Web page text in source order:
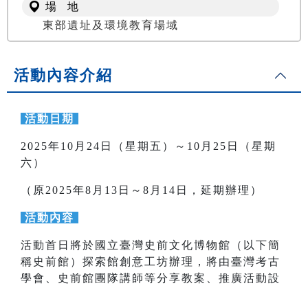
場 地
東部遺址及環境教育場域
活動內容介紹
活動日期
2025年10月24日（星期五）～10月25日（星期
六）
（原2025年8月13日～8月14日，延期辦理）
活動內容
活動首日將於國立臺灣史前文化博物館（以下簡
稱史前館）探索館創意工坊辦理，將由臺灣考古
學會、史前館團隊講師等分享教案、推廣活動設